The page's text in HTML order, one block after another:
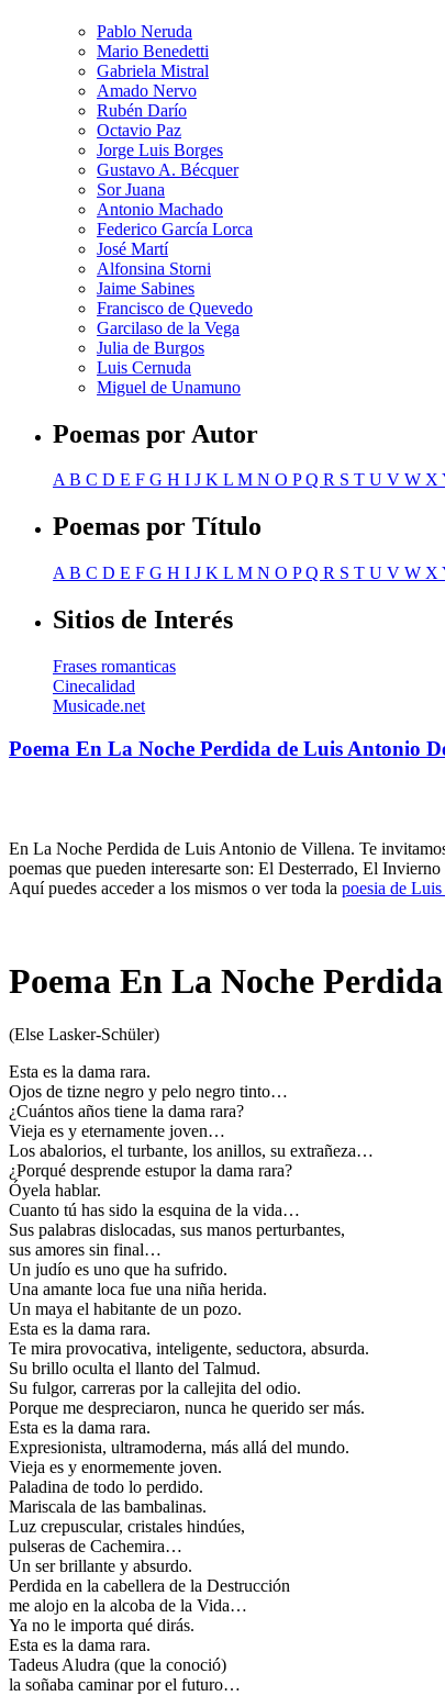
Pablo Neruda
Mario Benedetti
Gabriela Mistral
Amado Nervo
Rubén Darío
Octavio Paz
Jorge Luis Borges
Gustavo A. Bécquer
Sor Juana
Antonio Machado
Federico García Lorca
José Martí
Alfonsina Storni
Jaime Sabines
Francisco de Quevedo
Garcilaso de la Vega
Julia de Burgos
Luis Cernuda
Miguel de Unamuno
Poemas por Autor
AB C D E F G H I J K L M N O PQ R S T U V W X
Poemas por Título
A B C D E F G H I J K L M N O PQ R S T U V W X
Sitios de Interés
Frases romanticas
Cinecalidad
Musicade.net
Poema En La Noche Perdida de Luis Antonio
En La Noche Perdida de Luis Antonio de Villena. Te
poemas que pueden interesarte son: El Desterrado, El
Aquí puedes acceder a los mismos o ver toda la poesia de
Poema En La Noche
(Else Lasker-Schüler)
Esta es la dama rara.
Ojos de tizne negro y pelo negro tinto…
¿Cuántos años tiene la dama rara?
Vieja es y eternamente joven…
Los abalorios, el turbante, los anillos, su extrañeza…
¿Porqué desprende estupor la dama rara?
Óyela hablar.
Cuanto tú has sido la esquina de la vida…
Sus palabras dislocadas, sus manos perturbantes,
sus amores sin final…
Un judío es uno que ha sufrido.
Una amante loca fue una niña herida.
Un maya el habitante de un pozo.
Esta es la dama rara.
Te mira provocativa, inteligente, seductora, absurda.
Su brillo oculta el llanto del Talmud.
Su fulgor, carreras por la callejita del odio.
Porque me despreciaron, nunca he querido ser más.
Esta es la dama rara.
Expresionista, ultramoderna, más allá del mundo.
Vieja es y enormemente joven.
Paladina de todo lo perdido.
Mariscala de las bambalinas.
Luz crepuscular, cristales hindúes,
pulseras de Cachemira…
Un ser brillante y absurdo.
Perdida en la cabellera de la Destrucción
me alojo en la alcoba de la Vida…
Ya no le importa qué dirás.
Esta es la dama rara.
Tadeus Aludra (que la conoció)
la soñaba caminar por el futuro…